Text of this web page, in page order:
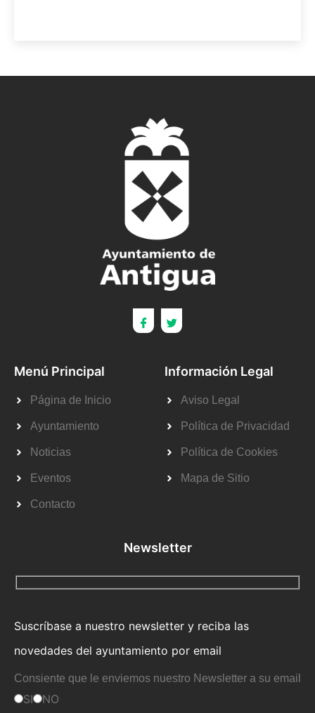
Menú Principal
Página de Inicio
Ayuntamiento
Noticias
Eventos
Contacto
Información Legal
Aviso Legal
Política de Privacidad
Política de Cookies
Mapa de Sitio
Newsletter
Suscríbase a nuestro newsletter y reciba las
novedades del ayuntamiento por email
Consiente que le enviemos nuestro Newsletter a su email
SI NO